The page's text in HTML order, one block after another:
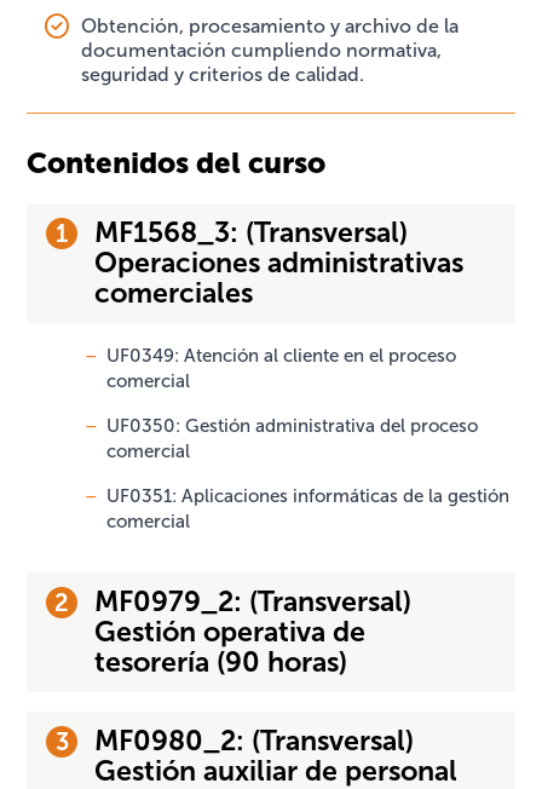
Obtención, procesamiento y archivo de la
documentación cumpliendo normativa,
seguridad y criterios de calidad.
Contenidos del curso
MF1568_3: (Transversal)
Operaciones administrativas
comerciales
UF0349: Atención al cliente en el proceso
comercial
UF0350: Gestión administrativa del proceso
comercial
UF0351: Aplicaciones informáticas de la gestión
comercial
MF0979_2: (Transversal)
Gestión operativa de
tesorería (90 horas)
MF0980_2: (Transversal)
Gestión auxiliar de personal